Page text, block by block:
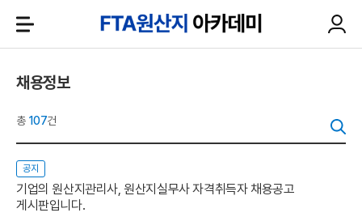
채용정보
총 107건
공지
기업의 원산지관리사, 원산지실무사 자격취득자 채용공고
게시판입니다.